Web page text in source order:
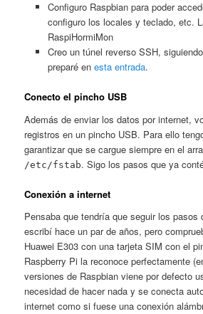
Configuro Raspbian para poder
configuro los locales y teclado, etc.
RaspiHormiMon
Creo un túnel reverso SSH,
preparé en esta entrada.
Conecto el pincho USB
Además de enviar los datos por internet,
registros en un pincho USB. Para ello
garantizar que se cargue siempre en el
/etc/fstab. Sigo los pasos que ya
Conexión a internet
Pensaba que tendría que seguir los pasos
escribí hace un par de años, pero
Huawei E303 con una tarjeta SIM con el
Raspberry Pi la reconoce perfectamente
versiones de Raspbian viene por defecto
necesidad de hacer nada y se conecta
internet como si fuese una conexión